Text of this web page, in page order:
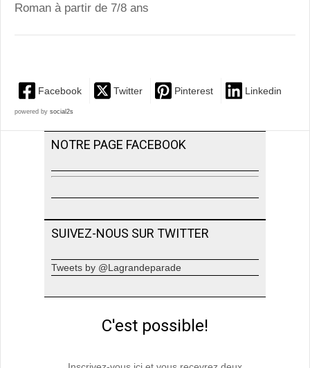
Roman à partir de 7/8 ans
Facebook Twitter Pinterest Linkedin
powered by social2s
NOTRE PAGE FACEBOOK
SUIVEZ-NOUS SUR TWITTER
Tweets by @Lagrandeparade
C'est possible!